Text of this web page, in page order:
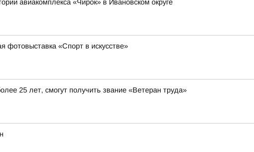
авиакомплекса «Чирок» в Ивановском округе
фотовыставка «Спорт в искусстве»
25 лет, смогут получить звание «Ветеран труда»